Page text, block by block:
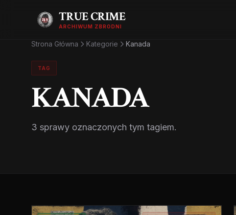
TRUE CRIME
ARCHIWUM ZBRODNI
Strona Główna Kategorie Kanada
TAG
KANADA
3 sprawy oznaczonych tym tagiem.